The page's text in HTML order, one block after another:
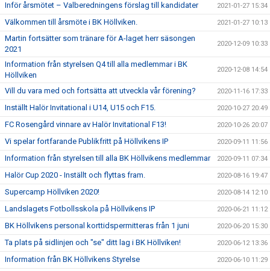
Inför årsmötet – Valberedningens förslag till kandidater 2021-01-27 15:34
Välkommen till årsmöte i BK Höllviken. 2021-01-27 10:13
Martin fortsätter som tränare för A-laget herr säsongen
2021
2020-12-09 10:33
Information från styrelsen Q4 till alla medlemmar i BK
Höllviken
2020-12-08 14:54
Vill du vara med och fortsätta att utveckla vår förening? 2020-11-16 17:33
Inställt Halör Invitational i U14, U15 och F15. 2020-10-27 20:49
FC Rosengård vinnare av Halör Invitational F13! 2020-10-26 20:07
Vi spelar fortfarande Publikfritt på Höllvikens IP 2020-09-11 11:56
Information från styrelsen till alla BK Höllvikens medlemmar 2020-09-11 07:34
Halör Cup 2020 - Inställt och flyttas fram. 2020-08-16 19:47
Supercamp Höllviken 2020! 2020-08-14 12:10
Landslagets Fotbollsskola på Höllvikens IP 2020-06-21 11:12
BK Höllvikens personal korttidspermitteras från 1 juni 2020-06-20 15:30
Ta plats på sidlinjen och "se" ditt lag i BK Höllviken! 2020-06-12 13:36
Information från BK Höllvikens Styrelse 2020-06-10 11:29